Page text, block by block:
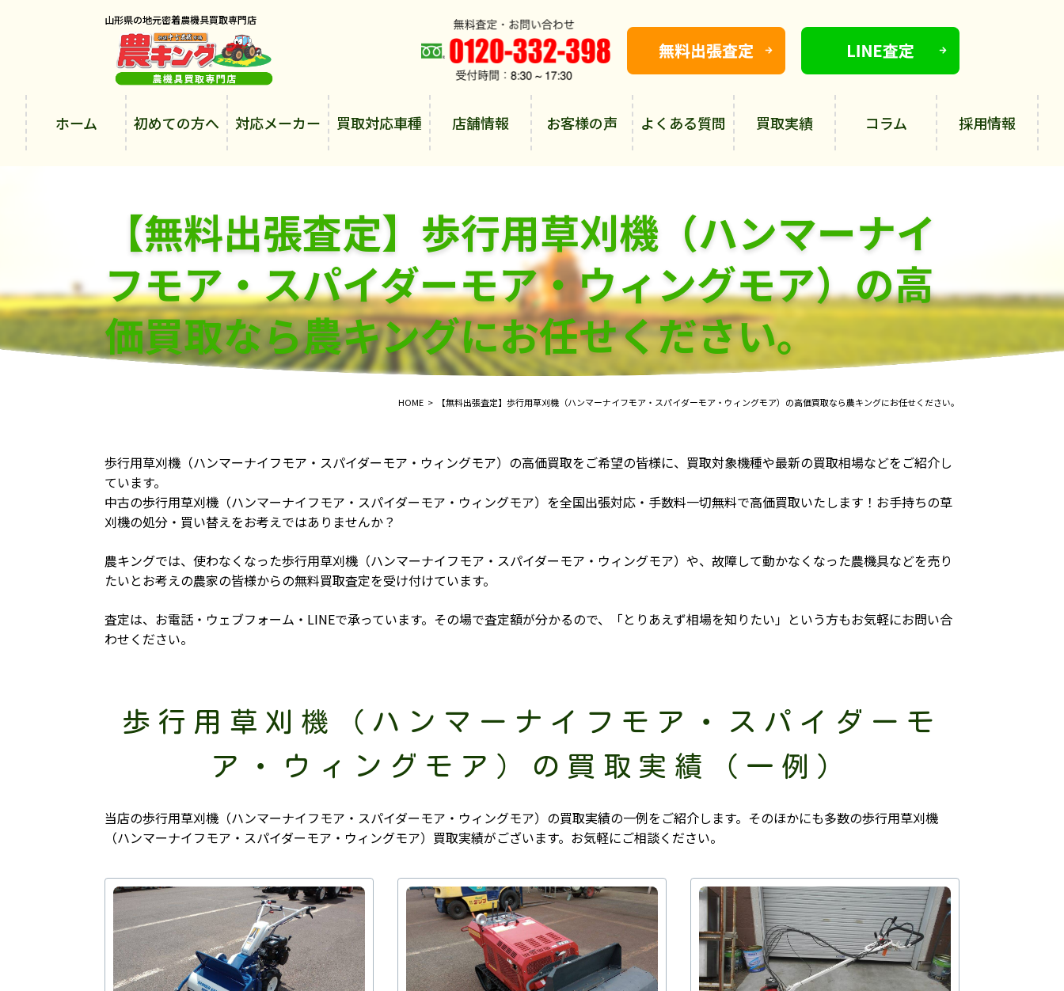
山形県の地元密着農機具買取専門店
ホーム 初めての方へ 対応メーカー 買取対応車種 店舗情報 お客様の声 よくある質問 買取実績 コラム 採用情報
【無料出張査定】歩行用草刈機（ハンマーナイ
フモア・スパイダーモア・ウィングモア）の高
価買取なら農キングにお任せください。
HOME 【無料出張査定】歩行用草刈機（ハンマーナイフモア・スパイダーモア・ウィングモア）の高価買取なら農キングにお任せください。
歩行用草刈機（ハンマーナイフモア・スパイダーモア・ウィングモア）の高価買取をご希望の皆様に、買取対象機種や最新の買取相場などをご紹介し
ています。
中古の歩行用草刈機（ハンマーナイフモア・スパイダーモア・ウィングモア）を全国出張対応・手数料一切無料で高価買取いたします！お手持ちの草
刈機の処分・買い替えをお考えではありませんか？
農キングでは、使わなくなった歩行用草刈機（ハンマーナイフモア・スパイダーモア・ウィングモア）や、故障して動かなくなった農機具などを売り
たいとお考えの農家の皆様からの無料買取査定を受け付けています。
査定は、お電話・ウェブフォーム・LINEで承っています。その場で査定額が分かるので、「とりあえず相場を知りたい」という方もお気軽にお問い合
わせください。
歩行用草刈機（ハンマーナイフモア・スパイダーモ
ア・ウィングモア）の買取実績（一例）
当店の歩行用草刈機（ハンマーナイフモア・スパイダーモア・ウィングモア）の買取実績の一例をご紹介します。そのほかにも多数の歩行用草刈機
（ハンマーナイフモア・スパイダーモア・ウィングモア）買取実績がございます。お気軽にご相談ください。